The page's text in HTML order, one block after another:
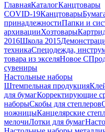
ГлавнаяКаталогКанцтовары
COVID-19Канцтовары
принадлежностиПапки и
архивацииХозтовары
2016Школа 2015
техникаСпецодежда,
товара из экселяНовое С
сувениры
Настольные наборы
Штемпельная продукция
для бумагКорректирующие
наборыСкобы для степлеров
ножницыКанцелярские
мелочиЛотки для бумаг